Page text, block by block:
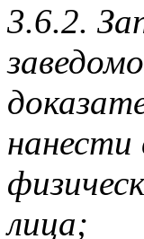
3.6.2.
нанести
лица;